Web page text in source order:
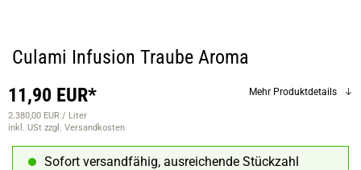
Culami Infusion Traube Aroma
11,90 EUR*
2.380,00 EUR / Liter
inkl. USt zzgl. Versandkosten
Mehr Produktdetails
Sofort versandfähig, ausreichende Stückzahl